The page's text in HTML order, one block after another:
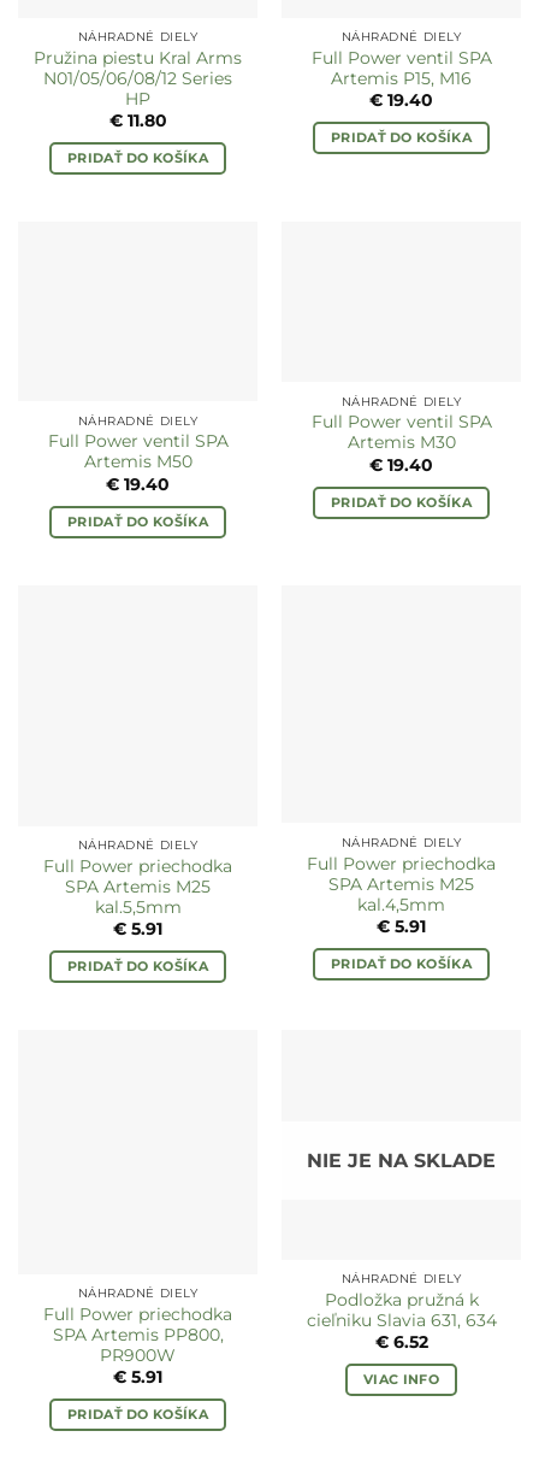
NÁHRADNÉ DIELY
Pružina piestu Kral Arms
N01/05/06/08/12 Series
HP
€11.80
PRIDAŤ DO KOŠÍKA
NÁHRADNÉ DIELY
Full Power ventil SPA
Artemis P15, M16
€ 19.40
PRIDAŤ DO KOŠÍKA
NÁHRADNÉ DIELY
Full Power ventil SPA
Artemis M50
€ 19.40
PRIDAŤ DO KOŠÍKA
NÁHRADNÉ DIELY
Full Power ventil SPA
Artemis M30
€ 19.40
PRIDAŤ DO KOŠÍKA
NÁHRADNÉ DIELY
Full Power priechodka
SPA Artemis M25
kal.5,5mm
€ 5.91
PRIDAŤ DO KOŠÍKA
NÁHRADNÉ DIELY
Full Power priechodka
SPA Artemis M25
kal.4,5mm
€ 5.91
PRIDAŤ DO KOŠÍKA
NÁHRADNÉ DIELY
Full Power priechodka
SPA Artemis PP800,
PR900W
€ 5.91
PRIDAŤ DO KOŠÍKA
NIE JE NA SKLADE
NÁHRADNÉ DIELY
Podložka pružná k
cieľniku Slavia 631, 634
€6.52
VIAC INFO